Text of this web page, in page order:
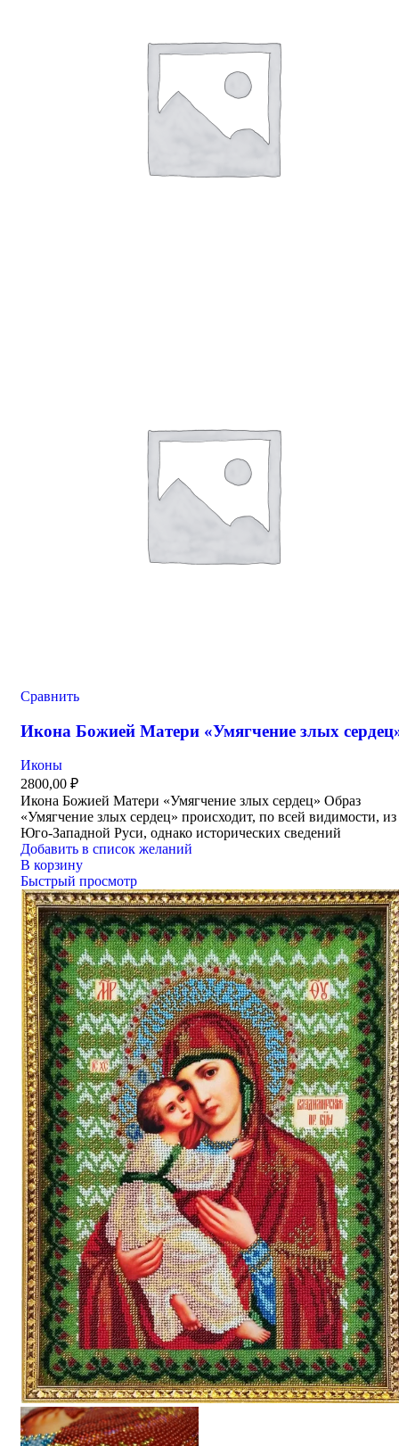
Сравнить
Икона Божией Матери «Умягчение злых
Иконы
2800,00 ₽
Икона Божией Матери «Умягчение злых сердец» Образ
«Умягчение злых сердец» происходит, по всей видимости, из
Юго-Западной Руси, однако исторических сведений
Добавить в список желаний
В корзину
Быстрый просмотр